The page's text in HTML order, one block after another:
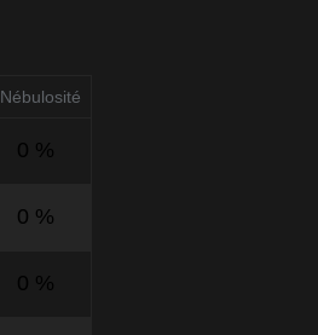
Nébulosité
0 %
0 %
0 %